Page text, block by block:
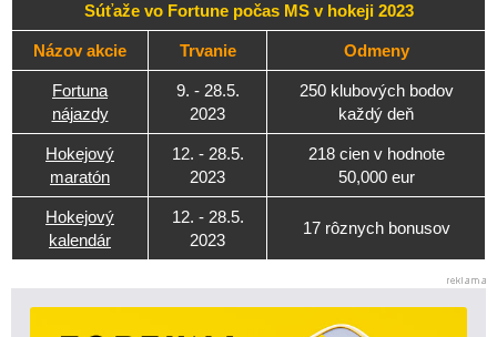
Súťaže vo Fortune počas MS v hokeji 2023
Názov akcie Trvanie Odmeny
Fortuna
nájazdy
9. - 28.5.
2023
250 klubových bodov
každý deň
Hokejový
maratón
12. - 28.5.
2023
218 cien v hodnote
50,000 eur
Hokejový
kalendár
12. - 28.5.
2023
17 rôznych bonusov